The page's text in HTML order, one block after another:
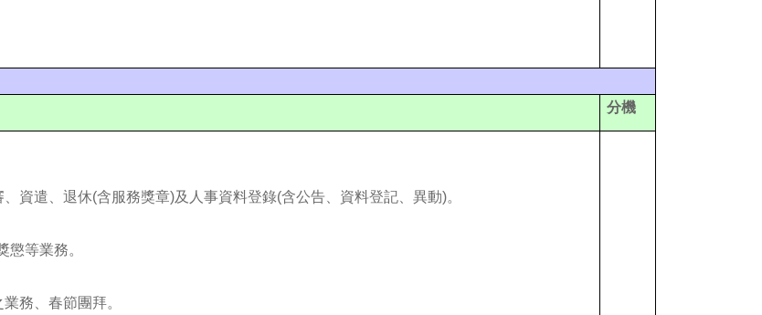
分機
資遣、退休(含服務獎章)及人事資料登錄(含公告、資料登記、異動)。
懲等業務。
務、春節團拜。